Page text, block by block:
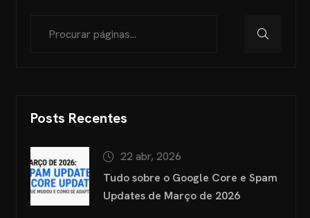
Posts Recentes
22 abr, 2026
Tudo sobre o Google Core e Spam
Updates de Março de 2026